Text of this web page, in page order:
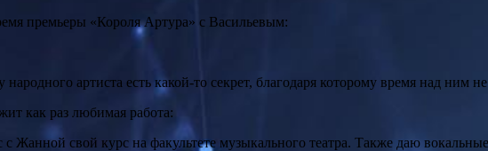
премьеры «Короля Артура» с Васильевым:
артиста есть какой-то секрет, благодаря которому время над ним
как раз любимая работа:
свой курс на факультете музыкального театра. Также даю